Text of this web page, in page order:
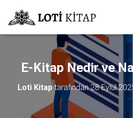
E-Kitap Nedir ve
Loti Kitaptarafından28 Eylül